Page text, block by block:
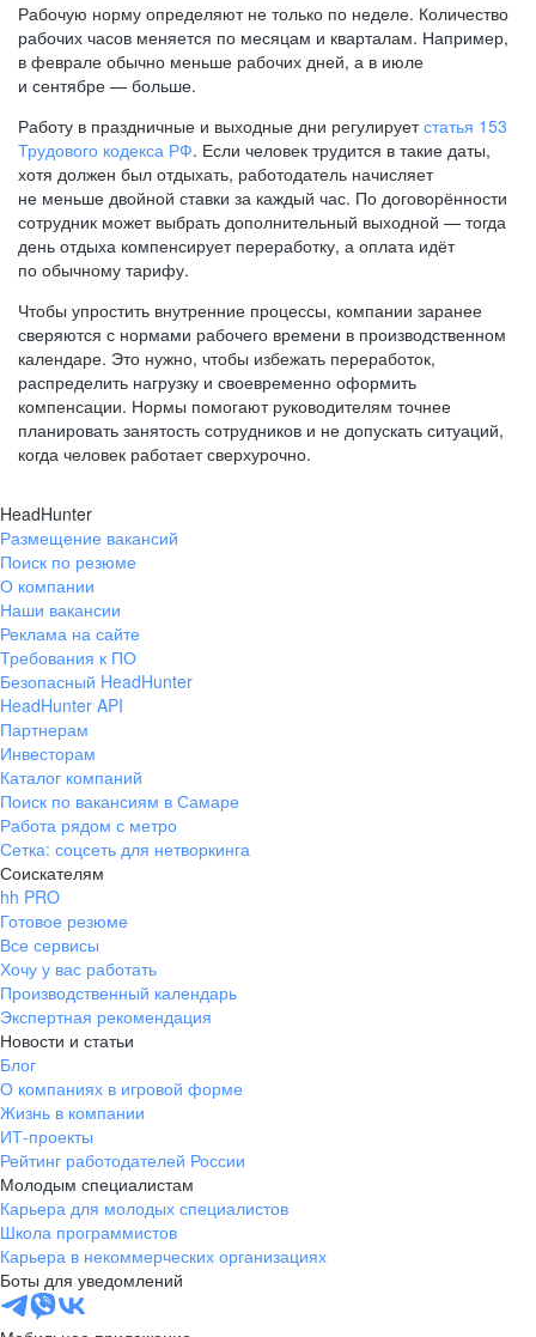
Рабочую норму определяют не только по неделе. Количество
рабочих часов меняется по месяцам и кварталам. Например,
в феврале обычно меньше рабочих дней, а в июле
и сентябре — больше.
Работу в праздничные и выходные дни регулируетстатья 153
Трудового кодекса РФ. Если человек трудится в такие даты,
хотя должен был отдыхать, работодатель начисляет
не меньше двойной ставки за каждый час. По договорённости
сотрудник может выбрать дополнительный выходной — тогда
день отдыха компенсирует переработку, а оплата идёт
по обычному тарифу.
Чтобы упростить внутренние процессы, компании заранее
сверяются с нормами рабочего времени в производственном
календаре. Это нужно, чтобы избежать переработок,
распределить нагрузку и своевременно оформить
компенсации. Нормы помогают руководителям точнее
планировать занятость сотрудников и не допускать ситуаций,
когда человек работает сверхурочно.
HeadHunter
Размещение вакансий
Поиск по резюме
О компании
Наши вакансии
Реклама на сайте
Требования к ПО
Безопасный HeadHunter
HeadHunter API
Партнерам
Инвесторам
Каталог компаний
Поиск по вакансиям в Самаре
Работа рядом с метро
Сетка: соцсеть для нетворкинга
Соискателям
hh PRO
Готовое резюме
Все сервисы
Хочу у вас работать
Производственный календарь
Экспертная рекомендация
Новости и статьи
Блог
О компаниях в игровой форме
Жизнь в компании
ИТ-проекты
Рейтинг работодателей России
Молодым специалистам
Карьера для молодых специалистов
Школа программистов
Карьера в некоммерческих организациях
Боты для уведомлений